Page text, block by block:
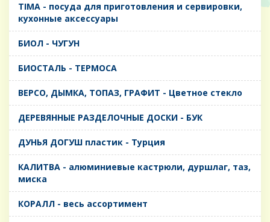
TIMA - посуда для приготовления и сервировки,
кухонные аксессуары
БИОЛ - ЧУГУН
БИОСТАЛЬ - ТЕРМОСА
ВЕРСО, ДЫМКА, ТОПАЗ, ГРАФИТ - Цветное стекло
ДЕРЕВЯННЫЕ РАЗДЕЛОЧНЫЕ ДОСКИ - БУК
ДУНЬЯ ДОГУШ пластик - Турция
КАЛИТВА - алюминиевые кастрюли, дуршлаг, таз,
миска
КОРАЛЛ - весь ассортимент